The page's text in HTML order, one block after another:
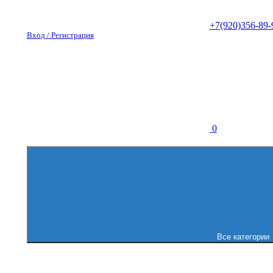
+7(920)356-89-
Вход / Регистрация
0
Все категории